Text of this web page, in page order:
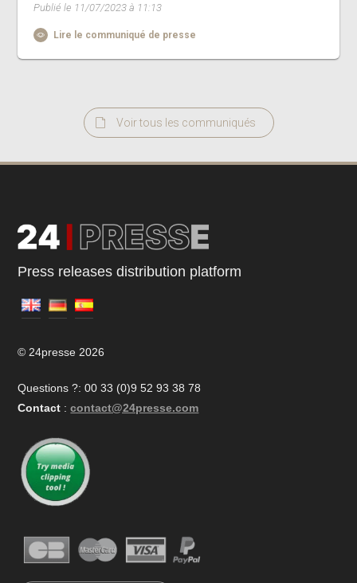
Publié le 11/07/2023 à 11:13
Lire le communiqué de presse
Voir tous les communiqués
Press releases distribution platform
© 24presse 2026
Questions ?: 00 33 (0)9 52 93 38 78
Contact : contact@24presse.com